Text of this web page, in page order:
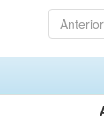
Anterior